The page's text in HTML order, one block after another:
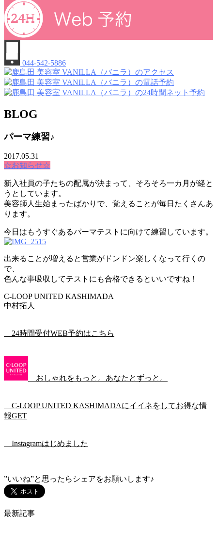
044-542-5886
BLOG
パーマ練習♪
2017.05.31
☆お知らせ☆
新入社員の子たちの配属が決まって、そろそろ一カ月が経と
うとしています。
美容師人生始まったばかりで、覚えることが毎日たくさんあ
ります。
今日はもうすぐあるパーマテストに向けて練習しています。
出来ることが増えると営業がドンドン楽しくなって行くの
で、
色んな事吸収してテストにも合格できるといいですね！
C-LOOP UNITED KASHIMADA
中村拓人
24時間受付WEB予約はこちら
おしゃれをもっと。あなたとずっと。
C-LOOP UNITED KASHIMADAにイイネをしてお得な情
報GET
Instagramはじめました
”いいね”と思ったらシェアをお願いします♪
最新記事